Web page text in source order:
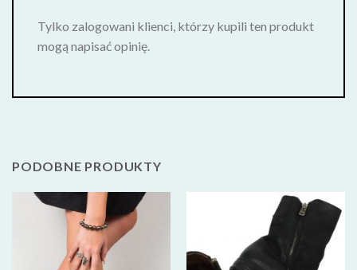
Tylko zalogowani klienci, którzy kupili ten produkt
mogą napisać opinię.
PODOBNE PRODUKTY